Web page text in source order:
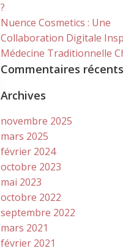
?
Nuence Cosmetics : Une
Collaboration Digitale
Médecine Traditionnelle
Commentaires récents
Archives
novembre 2025
mars 2025
février 2024
octobre 2023
mai 2023
octobre 2022
septembre 2022
mars 2021
février 2021